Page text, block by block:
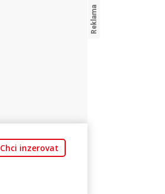
Chci inzerovat